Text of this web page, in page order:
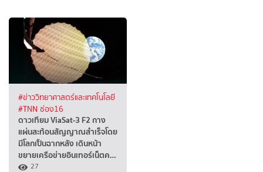
#ข่าววิทยาศาสตร์และเทคโนโลยี
#TNN ช่อง16
ดาวเทียม ViaSat-3 F2 กาง
แผ่นสะท้อนสัญญาณสำเร็จโดย
มีโลกเป็นฉากหลัง เดินหน้า
ขยายเครือข่ายอินเทอร์เน็ตค…
27